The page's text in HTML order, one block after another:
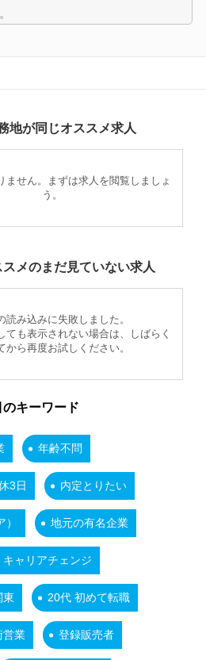
地が同じオススメ求人
ません。まずは求人を閲覧しましょ
う。
メのまだ見ていない求人
読み込みに失敗しました。
ても表示されない場合は、しばらく
から再度お試しください。
のキーワード
年齢不問
3日 内定とりたい
地元の有名企業
キャリアチェンジ
東 20代 初めて転職
営業 登録販売者